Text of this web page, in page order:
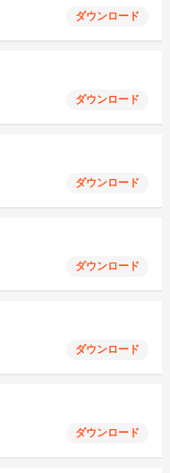
ダウンロード
ダウンロード
ダウンロード
ダウンロード
ダウンロード
ダウンロード